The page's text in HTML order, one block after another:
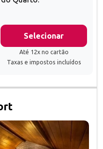
Selecionar
Até 12x no cartão
Taxas e impostos incluídos